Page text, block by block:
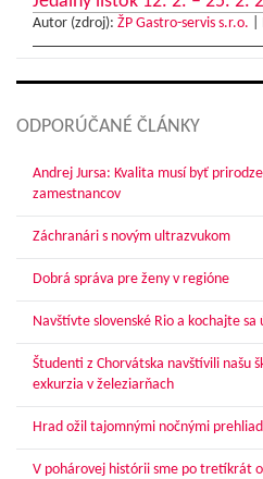
Autor (zdroj): ŽP Gastro-servis s.r.o.
ODPORÚČANÉ ČLÁNKY
Andrej Jursa: Kvalita musí byť
zamestnancov
Záchranári s novým ultrazvukom
Dobrá správa pre ženy v regióne
Navštívte slovenské Rio a kochajte
Študenti z Chorvátska navštívili našu
exkurzia v železiarňach
Hrad ožil tajomnými nočnými
V pohárovej histórii sme po tretíkrát